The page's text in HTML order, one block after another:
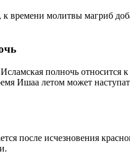
времени молитвы магриб
полночь относится
Ишаа летом может
после исчезновения